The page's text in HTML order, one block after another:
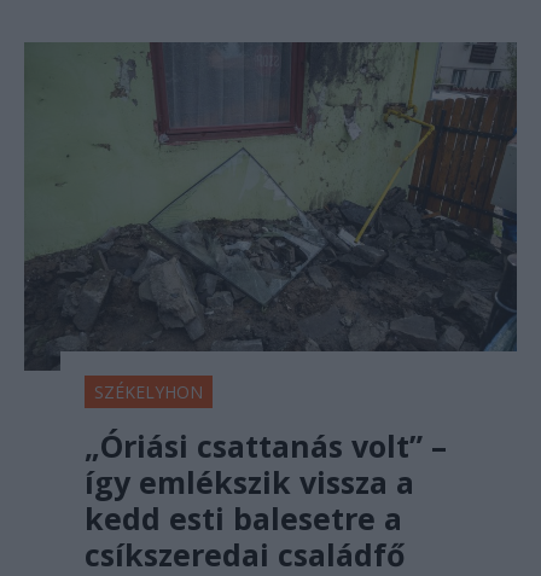
SZÉKELYHON
„Óriási csattanás volt” –
így emlékszik vissza a
kedd esti balesetre a
csíkszeredai családfő